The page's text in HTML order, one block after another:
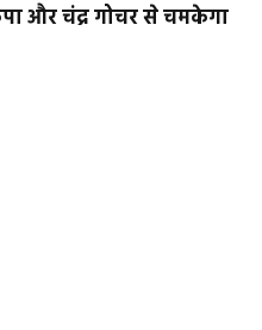
और चंद्र गोचर से चमकेगा